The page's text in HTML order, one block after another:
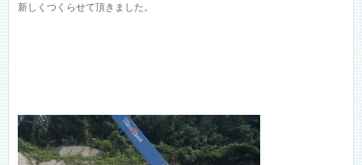
新しくつくらせて頂きました。